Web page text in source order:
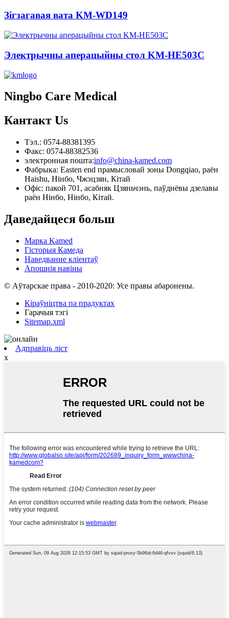
Зігзагавая вата KM-WD149
Электрычны аперацыйны стол KM-HE503C
Ningbo Care Medical
Кантакт Us
Тэл.: 0574-88381395
Факс: 0574-88382536
электронная пошта:info@china-kamed.com
Фабрыка: Easten end прамысловай зоны Dongqiao, раён
Haishu, Нінбо, Чжэцзян, Кітай
Офіс: пакой 701, асабняк Цзяньчэнь, паўднёвы дзелавы
раён Нінбо, Нінбо, Кітай.
Даведайцеся больш
Марка Kamed
Гісторыя Камеда
Наведванне кліентаў
Апошнія навіны
© Аўтарскае права - 2010-2020: Усе правы абаронены.
Кіраўніцтва па прадуктах
Гарачыя тэгі
Sitemap.xml
Адправіць ліст
x